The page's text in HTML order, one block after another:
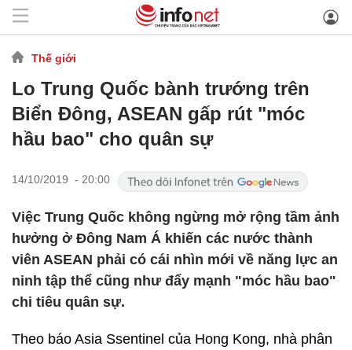
Thế giới
Lo Trung Quốc bành trướng trên
Biển Đông, ASEAN gấp rút "móc
hầu bao" cho quân sự
14/10/2019 - 20:00
Việc Trung Quốc không ngừng mở rộng tầm ảnh
hưởng ở Đông Nam Á khiến các nước thành
viên ASEAN phải có cái nhìn mới về năng lực an
ninh tập thể cũng như đẩy mạnh "móc hầu bao"
chi tiêu quân sự.
Theo báo Asia Ssentinel của Hong Kong, nhà phân